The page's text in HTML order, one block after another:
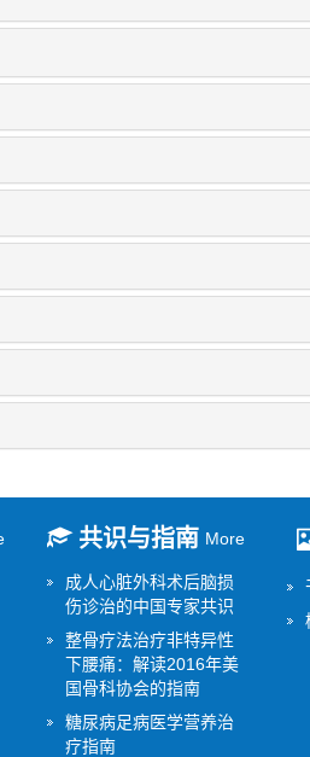
共识与指南 More
成人心脏外科术后脑损
伤诊治的中国专家共识
整骨疗法治疗非特异性
下腰痛：解读2016年美
国骨科协会的指南
糖尿病足病医学营养治
疗指南